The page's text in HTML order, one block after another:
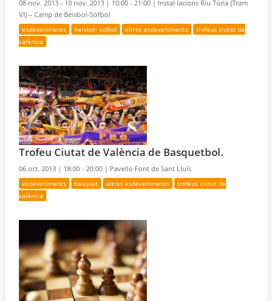
08 nov. 2013 - 10 nov. 2013 | 10:00 - 21:00 | Instal·lacions Riu Túria (Tram
VI) – Camp de Beisbol-Sófbol
esdeveniments beisbol- sofbol altres esdeveniments
trofeus ciutat de
valència
Trofeu Ciutat de València de Basquetbol.
06 oct. 2013 | 18:00 - 20:00 | Pavelló Font de Sant Lluís
esdeveniments basquet altres esdeveniments
trofeus ciutat de
valència